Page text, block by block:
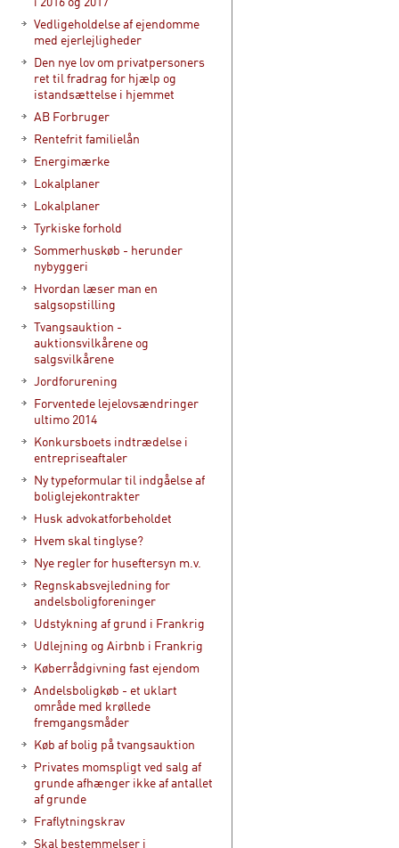
Vedligeholdelse af ejendomme
med ejerlejligheder
Den nye lov om privatpersoners
ret til fradrag for hjælp og
istandsættelse i hjemmet
AB Forbruger
Rentefrit familielån
Energimærke
Lokalplaner
Lokalplaner
Tyrkiske forhold
Sommerhuskøb - herunder
nybyggeri
Hvordan læser man en
salgsopstilling
Tvangsauktion -
auktionsvilkårene og
salgsvilkårene
Jordforurening
Forventede lejelovsændringer
ultimo 2014
Konkursboets indtrædelse i
entrepriseaftaler
Ny typeformular til indgåelse af
boliglejekontrakter
Husk advokatforbeholdet
Hvem skal tinglyse?
Nye regler for huseftersyn m.v.
Regnskabsvejledning for
andelsboligforeninger
Udstykning af grund i Frankrig
Udlejning og Airbnb i Frankrig
Køberrådgivning fast ejendom
Andelsboligkøb - et uklart
område med krøllede
fremgangsmåder
Køb af bolig på tvangsauktion
Privates momspligt ved salg af
grunde afhænger ikke af antallet
af grunde
Fraflytningskrav
Skal bestemmelser i